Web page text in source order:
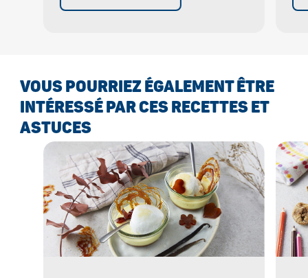
VOUS POURRIEZ ÉGALEMENT ÊTRE
INTÉRESSÉ PAR CES RECETTES ET
ASTUCES